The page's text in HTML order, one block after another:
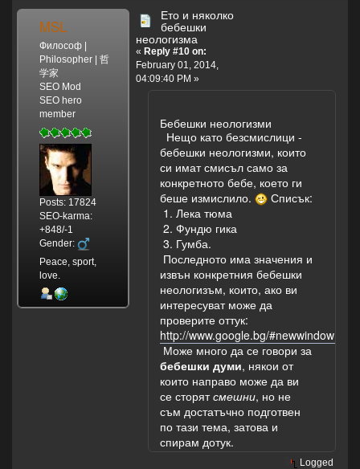
Такого вот конца!
В
траве
сидел
кузнечик,
Зелененький
Представьте
Совсем
огуречик,
Представьте
Представьте
себе,
Зелененький
был!
Он
лишь
видите текста и
да я чуете тук:
http://puzkarapuz.ru/content/1305.
При по-малките
деца и/или при
по-големите,
които не бяха
силни по руски,
често
повтарящото се
"представьте
себе" беше
възприето като
полу-
българското
"простак чиши
ле"... Песента се
пееше (или по-
скоро полу-
пееше полу-
тананикаше) по
подобен начин:
MSL
Философ |
Philosopher | 哲
学家
SEO Mod
SEO hero
member
Posts: 17824
SEO-karma:
+848/-1
Gender:
Peace, sport,
love.
Ето и няколко
бебешки
неологизма
« Reply #10 on:
February 01, 2014,
04:09:40 PM »
Бебешки неологизми
Нещо като безсмислици -
бебешки неологизми, които
си имат смисъл само за
конкретното бебе, което ги
беше измислило.
Списък:
1. Лека тюма
2. Фундю гика
3. Гумба.
Последното има значения и
извън конкретния бебешки
неологизъм, които, ако ви
интересуват може да
проверите оттук:
http://www.google.bg/
Може много да се говори за
бебешки думи, някои от
които направо може да ви
се сторятсмешни, но не
съм достатъчно подготвен
по тази тема, затова и
спирам дотук.
Logged